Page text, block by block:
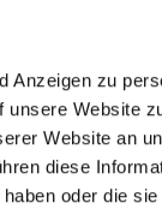
Anzeigen zu
Website
Website an
diese
oder die